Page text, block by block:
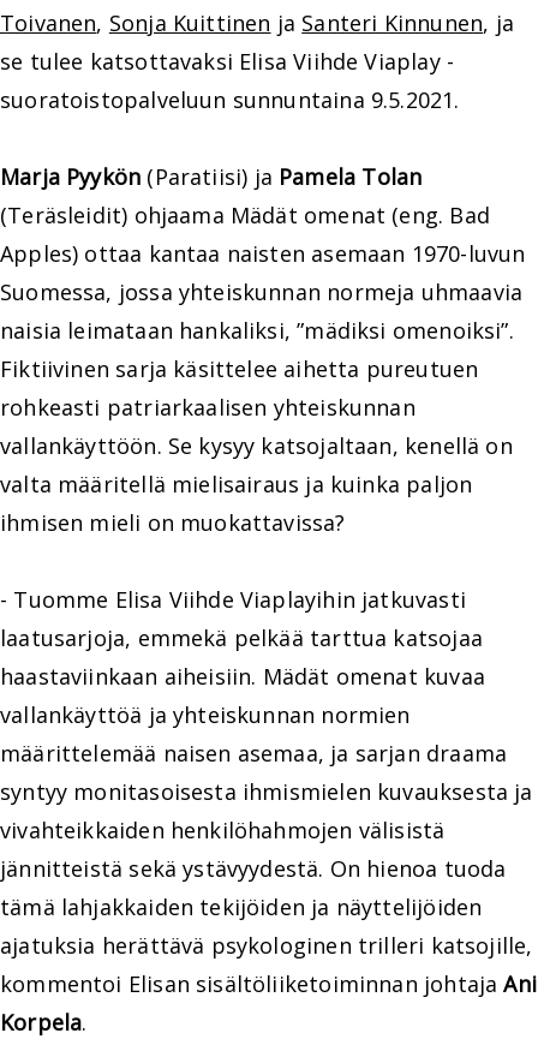
Toivanen, Sonja Kuittinen ja Santeri Kinnunen, ja
se tulee katsottavaksi Elisa Viihde Viaplay -
suoratoistopalveluun sunnuntaina 9.5.2021.
Marja Pyykön (Paratiisi) ja Pamela Tolan
(Teräsleidit) ohjaama Mädät omenat (eng. Bad
Apples) ottaa kantaa naisten asemaan 1970-luvun
Suomessa, jossa yhteiskunnan normeja uhmaavia
naisia leimataan hankaliksi, ”mädiksi omenoiksi”.
Fiktiivinen sarja käsittelee aihetta pureutuen
rohkeasti patriarkaalisen yhteiskunnan
vallankäyttöön. Se kysyy katsojaltaan, kenellä on
valta määritellä mielisairaus ja kuinka paljon
ihmisen mieli on muokattavissa?
- Tuomme Elisa Viihde Viaplayihin jatkuvasti
laatusarjoja, emmekä pelkää tarttua katsojaa
haastaviinkaan aiheisiin. Mädät omenat kuvaa
vallankäyttöä ja yhteiskunnan normien
määrittelemää naisen asemaa, ja sarjan draama
syntyy monitasoisesta ihmismielen kuvauksesta ja
vivahteikkaiden henkilöhahmojen välisistä
jännitteistä sekä ystävyydestä. On hienoa tuoda
tämä lahjakkaiden tekijöiden ja näyttelijöiden
ajatuksia herättävä psykologinen trilleri katsojille,
kommentoi Elisan sisältöliiketoiminnan johtajaAni
Korpela.